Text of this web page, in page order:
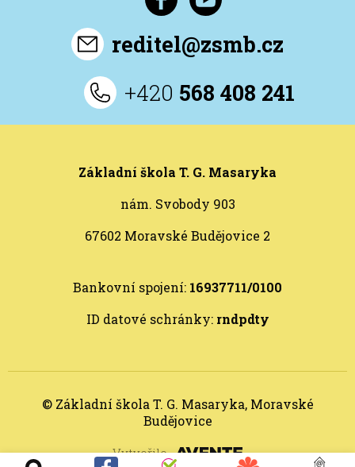
reditel@zsmb.cz
+420 568 408 241
Základní škola T. G. Masaryka
nám. Svobody 903
67602 Moravské Budějovice 2
Bankovní spojení: 16937711/0100
ID datové schránky: rndpdty
© Základní škola T. G. Masaryka, Moravské
Budějovice
Vytvořilo